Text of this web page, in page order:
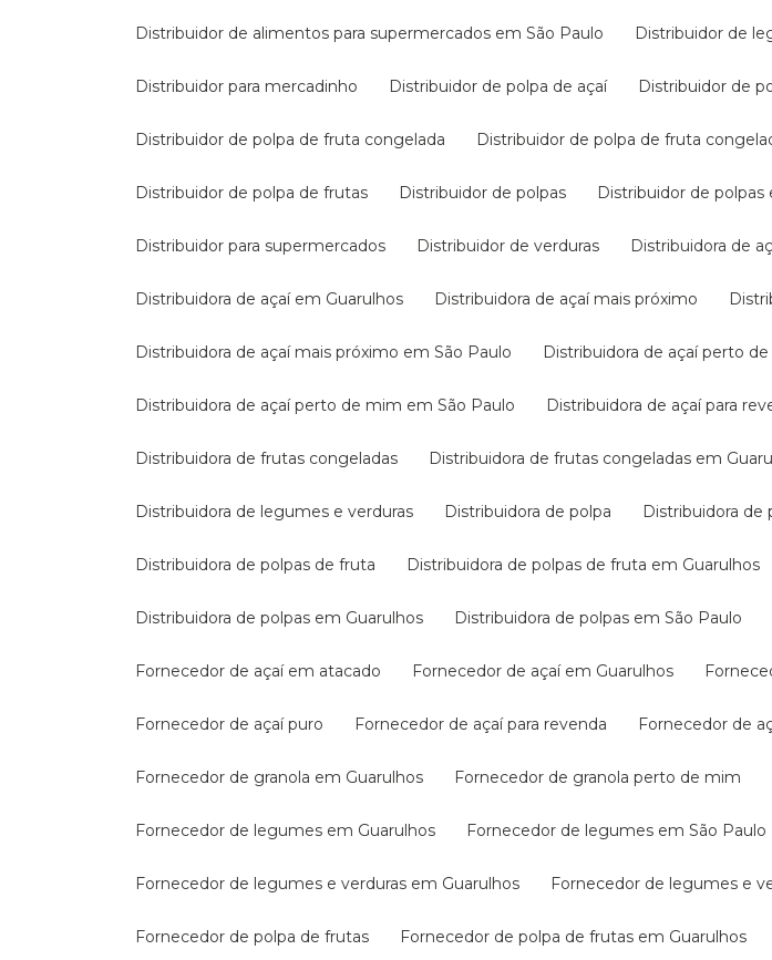
Distribuidor de alimentos para supermercados em São Paulo Distribuidor de
Distribuidor para mercadinho Distribuidor de polpa de açaí Distribuidor de
Distribuidor de polpa de fruta congelada Distribuidor de polpa de fruta
Distribuidor de polpa de frutas Distribuidor de polpas Distribuidor de
Distribuidor para supermercados Distribuidor de verduras Distribuidora de
Distribuidora de açaí em Guarulhos Distribuidora de açaí mais próximo
Distribuidora de açaí mais próximo em São Paulo Distribuidora de açaí perto
Distribuidora de açaí perto de mim em São Paulo Distribuidora de açaí para
Distribuidora de frutas congeladas Distribuidora de frutas congeladas em
Distribuidora de legumes e verduras Distribuidora de polpa Distribuidora
Distribuidora de polpas de fruta Distribuidora de polpas de fruta em Guarulhos
Distribuidora de polpas em Guarulhos Distribuidora de polpas em São Paulo
Fornecedor de açaí em atacado Fornecedor de açaí em Guarulhos
Fornecedor de açaí puro Fornecedor de açaí para revenda Fornecedor de
Fornecedor de granola em Guarulhos Fornecedor de granola perto de mim
Fornecedor de legumes em Guarulhos Fornecedor de legumes em São Paulo
Fornecedor de legumes e verduras em Guarulhos Fornecedor de legumes e
Fornecedor de polpa de frutas Fornecedor de polpa de frutas em Guarulhos